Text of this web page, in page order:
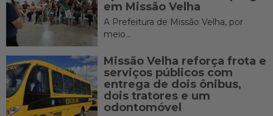
em Missão Velha
A Prefeitura de Missão Velha, por
meio...
Missão Velha reforça frota e
serviços públicos com
entrega de dois ônibus,
dois tratores e um
odontomóvel